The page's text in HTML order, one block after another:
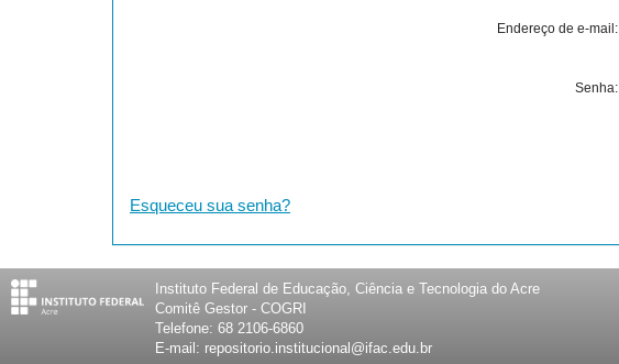
Endereço de e-mail:
Senha:
Esqueceu sua senha?
Instituto Federal de Educação, Ciência e Tecnologia do Acre
Comitê Gestor - COGRI
Telefone: 68 2106-6860
E-mail: repositorio.institucional@ifac.edu.br